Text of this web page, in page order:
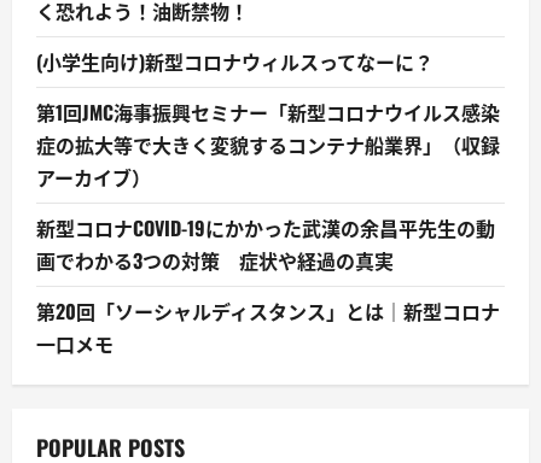
く恐れよう！油断禁物！
(小学生向け)新型コロナウィルスってなーに？
第1回JMC海事振興セミナー「新型コロナウイルス感染
症の拡大等で大きく変貌するコンテナ船業界」（収録
アーカイブ）
新型コロナCOVID-19にかかった武漢の余昌平先生の動
画でわかる3つの対策 症状や経過の真実
第20回「ソーシャルディスタンス」とは｜新型コロナ
一口メモ
POPULAR POSTS